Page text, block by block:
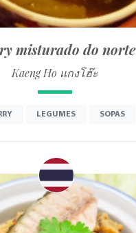
misturado do norte
Kaeng Ho แกงโฮ๊ะ
LEGUMES SOPAS